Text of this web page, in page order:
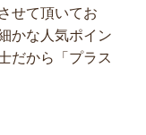
せて頂いてお
かな人気ポイン
だから「プラス